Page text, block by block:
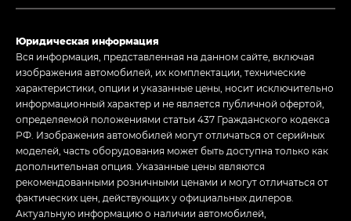
Юридическая информация
Вся информация, представленная на данном сайте, включая
изображения автомобилей, их комплектации, технические
характеристики, опции и указанные цены, носит исключительно
информационный характер и не является публичной офертой,
определяемой положениями статьи 437 Гражданского кодекса
РФ. Изображения автомобилей могут отличаться от серийных
моделей, часть оборудования может быть доступна только как
дополнительная опция. Указанные цены являются
рекомендованными розничными ценами и могут отличаться от
фактических цен, действующих у официальных дилеров.
Актуальную информацию о наличии автомобилей,